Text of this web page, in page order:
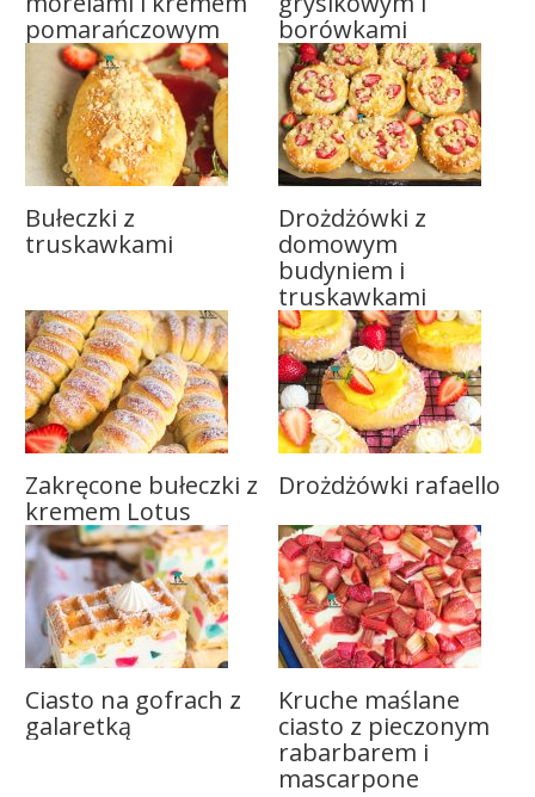
pomarańczowym
borówkami
Bułeczki z
truskawkami
Drożdżówki z
domowym
budyniem i
truskawkami
Zakręcone bułeczki z
kremem Lotus
Drożdżówki rafaello
Ciasto na gofrach z
galaretką
Kruche maślane
ciasto z pieczonym
rabarbarem i
mascarpone